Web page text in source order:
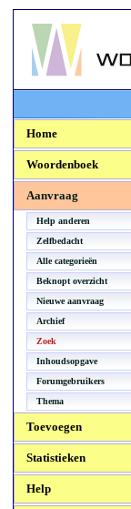
Woordenboek.NU
Home
Woordenboek
Aanvraag
Help anderen
Zelfbedacht
Alle categorieën
Beknopt overzicht
Nieuwe aanvraag
Archief
Zoek
Inhoudsopgave
Forumgebruikers
Thema
Toevoegen
Statistieken
Help